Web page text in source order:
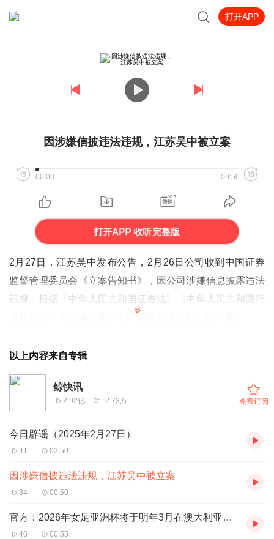
打开APP
因涉嫌信披违法违规，江苏吴中被立案
00:00 00:50
打开APP 收听完整版
2月27日，江苏吴中发布公告，2月26日公司收到中国证券
监督管理委员会《立案告知书》，因公司涉嫌信息披露违法
违规，根据《中华人民共和国证券法》《中华人民共和国行
触及《上海证券交易所股票上市规则》规定的重大违法强制
退市情形，公司股票将被实施重大违法强制退市。目前公司
日常经营秩序正常，各项业务活动均有序开展。公司将积极
配合中国证监会相关调查工作，并严格按照有关法律法规的
规定和要求，及时履行信息披露义务。
以上内容来自专辑
鲸快讯
2.92亿 12.73万 免费订阅
今日辟谣（2025年2月27日）
41 02:50
因涉嫌信披违法违规，江苏吴中被立案
34 00:50
官方：2026年女足亚洲杯将于明年3月在澳大利亚举行
46 00:55